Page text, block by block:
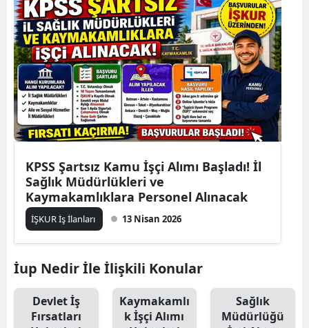
KPSS Şartsız Kamu İşçi Alımı Başladı! İl
Sağlık Müdürlükleri ve
Kaymakamlıklara Personel Alınacak
İŞKUR İş İlanları 13 Nisan 2026
İup Nedir İle İlişkili Konular
Devlet İş
Fırsatları
Kaymakamlı
k İşçi Alımı
Sağlık
Müdürlüğü